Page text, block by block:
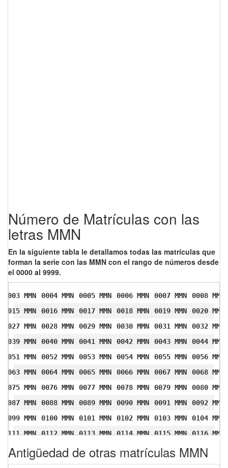
Número de Matrículas con las
letras MMN
En la siguiente tabla le detallamos todas las matrículas que
forman la serie con las MMN con el rango de números desde
el 0000 al 9999.
0003 MMN 0004 MMN 0005 MMN 0006 MMN 0007 MMN
0008 MMN
0015 MMN
0016 MMN 0017 MMN 0018 MMN 0019 MMN
0020 MMN
0027 MMN
0028 MMN 0029 MMN 0030 MMN 0031 MMN
0032 MMN
0039 MMN
0040 MMN 0041 MMN 0042 MMN 0043 MMN
0044 MMN
0051 MMN
0052 MMN 0053 MMN 0054 MMN 0055 MMN
0056 MMN
0063 MMN
0064 MMN 0065 MMN 0066 MMN 0067 MMN
0068 MMN
0075 MMN
0076 MMN 0077 MMN 0078 MMN 0079 MMN
0080 MMN
0087 MMN
0088 MMN 0089 MMN 0090 MMN 0091 MMN
0092 MMN
0099 MMN
0100 MMN 0101 MMN 0102 MMN 0103 MMN
0104 MMN
0111 MMN
0112 MMN 0113 MMN 0114 MMN 0115 MMN
0116 MMN
0123 MMN
0124 MMN 0125 MMN 0126 MMN 0127 MMN
0128 MMN
0135 MMN
0136 MMN 0137 MMN 0138 MMN 0139 MMN
0140 MMN
Antigüedad de otras matrículas MMN